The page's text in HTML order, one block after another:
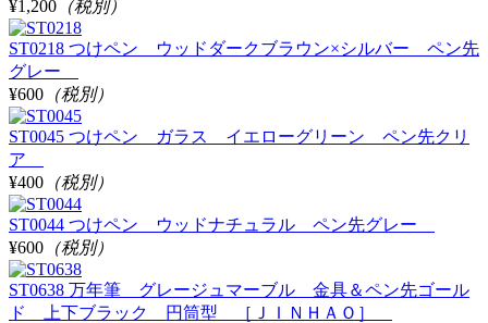
¥1,200 （税別）
ST0218 つけペン ウッドダークブラウン×シルバー ペン先
グレー
¥600 （税別）
ST0045 つけペン ガラス イエローグリーン ペン先クリ
ア
¥400 （税別）
ST0044 つけペン ウッドナチュラル ペン先グレー
¥600 （税別）
ST0638 万年筆 グレージュマーブル 金具＆ペン先ゴール
ド 上下ブラック 円筒型 ［ＪＩＮＨＡＯ］